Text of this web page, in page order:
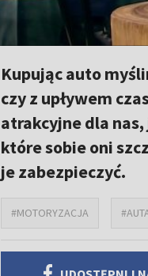
Kupując auto
czy z upływem
atrakcyjne dla
które sobie oni
je zabezpieczyć.
#MOTORYZACJA